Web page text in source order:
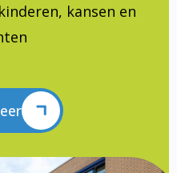
kansen en